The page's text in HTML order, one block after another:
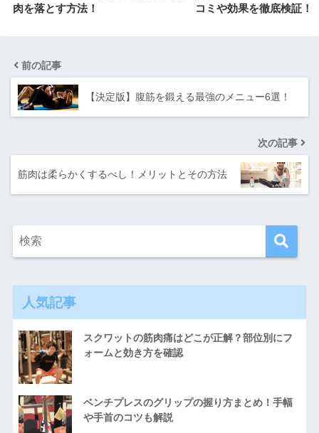
肉を落とす方法！
コミや効果を徹底検証！
前の記事
【決定版】腹筋を鍛える最強のメニュー6選！
次の記事
筋肉は柔らかくするべし！メリットとその方法
人気記事
スクワットの筋肉痛はどこが正解？部位別にフ
ォームと効き方を確認
ベンチプレスのグリップの握り方まとめ！手幅
や手首のコツも解説